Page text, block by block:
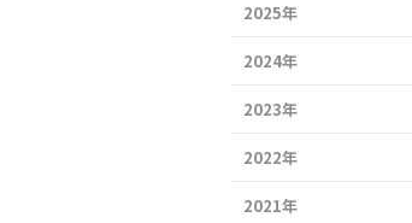
2025年
2024年
2023年
2022年
2021年